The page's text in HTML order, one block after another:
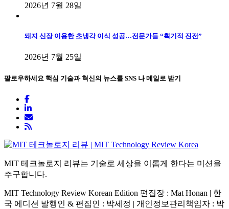
2026년 7월 28일
돼지 신장 이용한 초냉각 이식 성공…전문가들 “획기적 진전”
2026년 7월 25일
팔로우하세요 핵심 기술과 혁신의 뉴스를 SNS 나 메일로 받기
MIT 테크놀로지 리뷰는 기술로 세상을 이롭게 한다는 미션을
추구합니다.
MIT Technology Review Korean Edition 편집장 : Mat Honan | 한
국 에디션 발행인 & 편집인 : 박세정 | 개인정보관리책임자 : 박